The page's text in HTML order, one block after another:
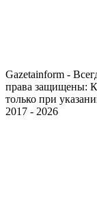
Gazetainform -
права защищены:
только при
2017 - 2026